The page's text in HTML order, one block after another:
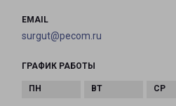
EMAIL
surgut@pecom.ru
ГРАФИК РАБОТЫ